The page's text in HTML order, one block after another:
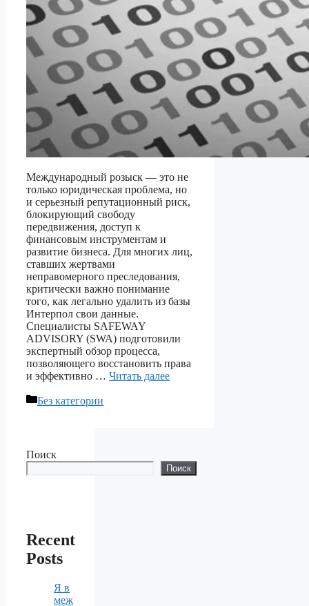
Международный розыск — это не
только юридическая проблема, но
и серьезный репутационный риск,
блокирующий свободу
передвижения, доступ к
финансовым инструментам и
развитие бизнеса. Для многих лиц,
ставших жертвами
неправомерного преследования,
критически важно понимание
того, как легально удалить из базы
Интерпол свои данные.
Специалисты SAFEWAY
ADVISORY (SWA) подготовили
экспертный обзор процесса,
позволяющего восстановить права
и эффективно … Читать далее
Рубрики
Без категории
Поиск
Поиск
Recent
Posts
Я в
меж